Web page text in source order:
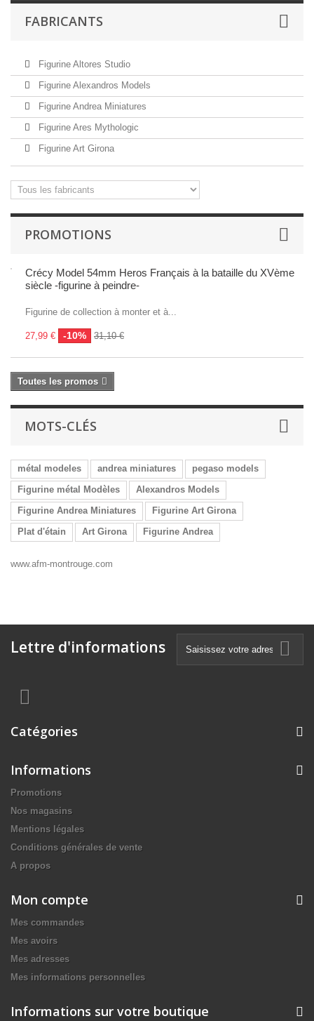
FABRICANTS
Figurine Altores Studio
Figurine Alexandros Models
Figurine Andrea Miniatures
Figurine Ares Mythologic
Figurine Art Girona
PROMOTIONS
Crécy Model 54mm Heros Français à la bataille du XVème
siècle -figurine à peindre-
Figurine de collection à monter et à...
27,99 € -10% 31,10 €
Toutes les promos
MOTS-CLÉS
métal modeles andrea miniatures
pegaso models
Figurine métal Modèles
Alexandros Models
Figurine Andrea Miniatures
Figurine Art Girona
Plat d'étain
Art Girona Figurine Andrea
www.afm-montrouge.com
Lettre d'informations
Catégories
Informations
Promotions
Nos magasins
Mentions légales
Conditions générales de vente
A propos
Mon compte
Mes commandes
Mes avoirs
Mes adresses
Mes informations personnelles
Informations sur votre boutique